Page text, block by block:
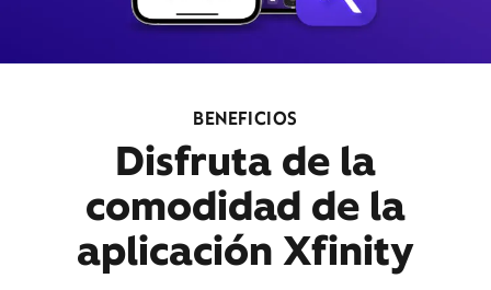
BENEFICIOS
Disfruta de la
comodidad de la
aplicación Xfinity